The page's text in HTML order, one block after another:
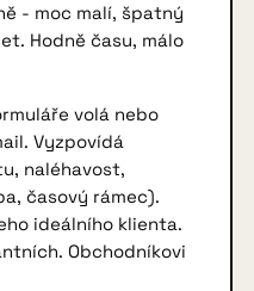
- moc malí, špatný
Hodně času, málo
volá nebo
Vyzpovídá
naléhavost,
časový rámec).
ideálního klienta.
Obchodníkovi